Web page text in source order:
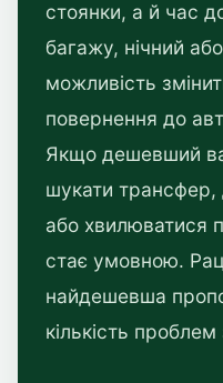
стоянки, а й час
багажу, нічний
можливість
повернення до
Якщо дешевший
шукати трансфер,
або хвилюватися
стає умовною.
найдешевша
кількість